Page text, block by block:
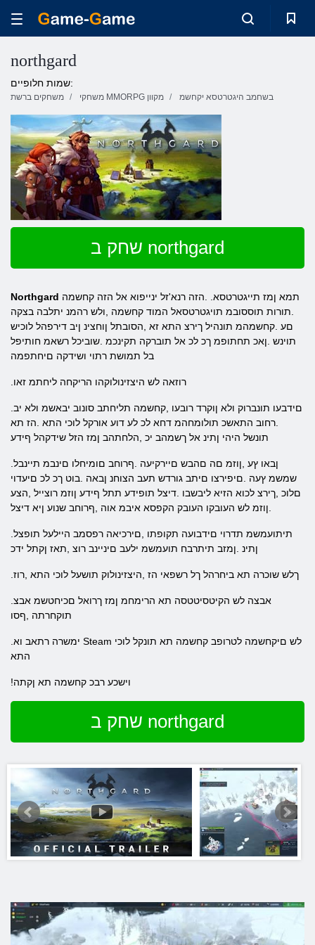
northgard
שמות חלופיים:
משחקים ברשת משחקי MMORPG מקוון בשחמב היגטרטסא יקחשמ
שחק ב northgard
Northgard
.תורות תוססובמ תויגטרטסאל המוד קחשמה ,ולש רהמנ יתלבה בצקה
םע .קחשמהמ תונהיל ךירצ התא זא ,הסובתל ןוחצינ ןיב דירפהל לוכיש
תוינש .ןאכ תחתופמ ךכ לכ אל תוברקה תקינכמ .שוביכל רשאמ חותיפל
בל תמושת רתוי ושידקה םיחתפמה
.רוזאה לש היצזינולוקהו הריקחה ליחתמ זאו
.רחוב התאשכ תולומחהמ דחא לכ לע דוע אורקל לוכי התא .הז תא
תונשל היהי ןתינ אל ךשמהב יכ ,הלחתהב ןמז הזל שידקהל ףידע
שמשמ ץעה .םיפירצו םיתב גורדש תעב הצוחנ ןבאה .בוט ךכ לכ םיעדוי
םלוכ ,ךירצ לכוא הזיא ליבשבו .דיצל תופידע תתל ףידע ןוזמ רוצייל ,הצע
.ןוזמ לש העובקו העובק הקפסא איבמ אוה ,ףרוחב שנוע ןיא דיצל
ןתינ .ןמזב תיתרבח תועמשמ ילעב םיניינב רוצ ,תאז ןקתל ידכ
.ךלש שוכרה תא ביחרהל ךל רשפאי הז ,היצזינולוק תושעל לוכי התא ,רוז
תוקחרתה ,ףסו
התא
!וישכע רבכ קחשמה תא ןקתה
שחק ב northgard